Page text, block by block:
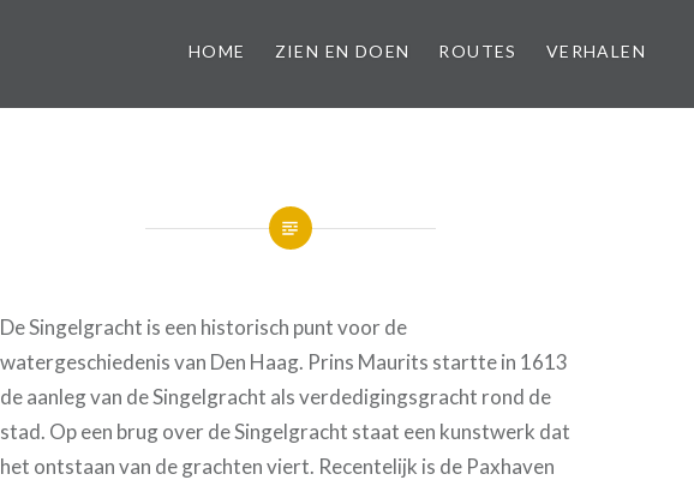
HOME ZIEN EN DOEN ROUTES VERHALEN
De Singelgracht is een historisch punt voor de
watergeschiedenis van Den Haag. Prins Maurits startte in 1613
de aanleg van de Singelgracht als verdedigingsgracht rond de
stad. Op een brug over de Singelgracht staat een kunstwerk dat
het ontstaan van de grachten viert. Recentelijk is de Paxhaven